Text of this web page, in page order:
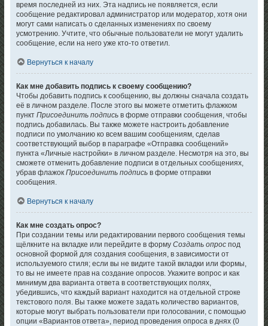
время последней из них. Эта надпись не появляется, если
сообщение редактировал администратор или модератор, хотя они
могут сами написать о сделанных изменениях по своему
усмотрению. Учтите, что обычные пользователи не могут удалить
сообщение, если на него уже кто-то ответил.
Вернуться к началу
Как мне добавить подпись к своему сообщению?
Чтобы добавить подпись к сообщению, вы должны сначала создать
её в личном разделе. После этого вы можете отметить флажком
пунктПрисоединить подпись в форме отправки сообщения, чтобы
подпись добавилась. Вы также можете настроить добавление
подписи по умолчанию ко всем вашим сообщениям, сделав
соответствующий выбор в параграфе «Отправка сообщений»
пункта «Личные настройки» в личном разделе. Несмотря на это, вы
сможете отменить добавление подписи в отдельных сообщениях,
убрав флажокПрисоединить подпись в форме отправки
сообщения.
Вернуться к началу
Как мне создать опрос?
При создании темы или редактировании первого сообщения темы
щёлкните на вкладке или перейдите в формуСоздать опрос под
основной формой для создания сообщения, в зависимости от
используемого стиля; если вы не видите такой вкладки или формы,
то вы не имеете прав на создание опросов. Укажите вопрос и как
минимум два варианта ответа в соответствующих полях,
убедившись, что каждый вариант находится на отдельной строке
текстового поля. Вы также можете задать количество вариантов,
которые могут выбрать пользователи при голосовании, с помощью
опции «Вариантов ответа», период проведения опроса в днях (0